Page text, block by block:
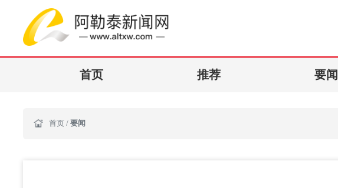
首页 推荐 要闻
首页 / 要闻